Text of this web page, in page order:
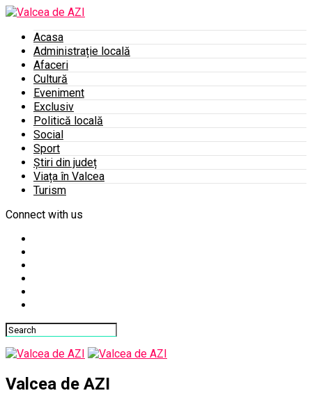
Acasa
Administrație locală
Afaceri
Cultură
Eveniment
Exclusiv
Politică locală
Social
Sport
Știri din județ
Viața în Valcea
Turism
Connect with us
Valcea de AZI